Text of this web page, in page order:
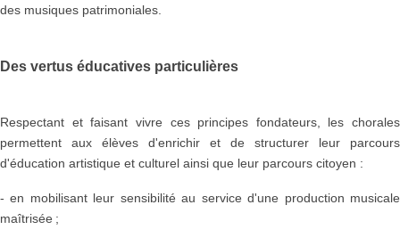
des musiques patrimoniales.
Des vertus éducatives particulières
Respectant et faisant vivre ces principes fondateurs, les chorales
permettent aux élèves d'enrichir et de structurer leur parcours
d'éducation artistique et culturel ainsi que leur parcours citoyen :
- en mobilisant leur sensibilité au service d'une production musicale
maîtrisée ;